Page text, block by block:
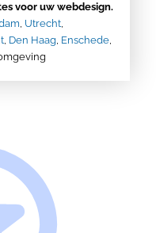
voor uw webdesign.
, Utrecht,
, Den Haag, Enschede,